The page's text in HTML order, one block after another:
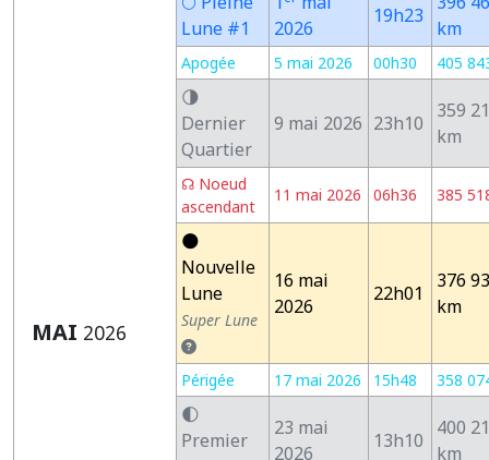
MAI 2026
Lune #1
2026
19h23
km
Apogée 5 mai 2026 00h30 405
🌗
Dernier
Quartier
9 mai 2026 23h10
359
km
☊ Noeud
ascendant
11 mai 2026 06h36 385
🌑
Nouvelle
Lune
Super Lune
16 mai
2026
22h01
376
km
Périgée 17 mai 2026 15h48 358
🌓
Premier
23 mai
2026
13h10
400
km